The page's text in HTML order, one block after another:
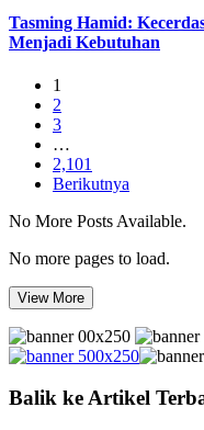
Tasming Hamid:
Menjadi Kebutuhan
1
2
3
…
2,101
Berikutnya
No More Posts Available.
No more pages to load.
View More
Balik ke Artikel